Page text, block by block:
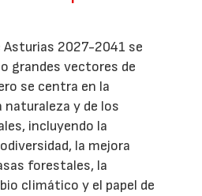
Asturias 2027-2041 se
grandes vectores de
se centra en la
naturaleza y de los
incluyendo la
la mejora
forestales, la
climático y el papel de